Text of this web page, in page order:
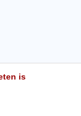
is